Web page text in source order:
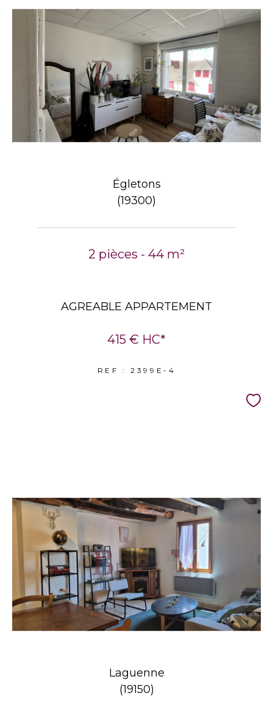
Égletons
(19300)
2 pièces - 44 m²
AGREABLE APPARTEMENT
415 € HC*
REF : 2399E-4
Laguenne
(19150)